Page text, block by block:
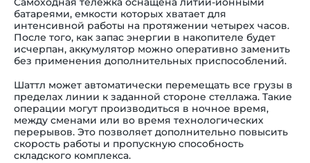
батареями, емкости которых хватает для
интенсивной работы на протяжении четырех часов.
После того, как запас энергии в накопителе будет
исчерпан, аккумулятор можно оперативно заменить
без применения дополнительных приспособлений.
Шаттл может автоматически перемещать все грузы в
пределах линии к заданной стороне стеллажа. Такие
операции могут производиться в ночное время,
между сменами или во время технологических
перерывов. Это позволяет дополнительно повысить
скорость работы и пропускную способность
складского комплекса.